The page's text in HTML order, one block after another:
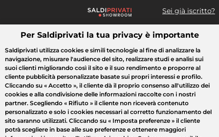
Sei già iscritto?
Cosa cerchi?
Tutte le vendite Moda Casa Bellezza Elettrodomestici
Per Saldiprivati la tua privacy è importante
Saldiprivati utilizza cookies e simili tecnologie al fine di analizzare la
navigazione, misurare l'audience del sito, realizzare studi e analisi sui
suoi clienti migliorando così il sito e il suo rendimento e proporre al
cliente pubblicità personalizzate basate sui propri interessi e profilo.
Cliccando su « Accetto », il cliente dà il proprio consenso all'utilizzo dei
cookies e alla condivisione delle informazioni raccolte con i nostri
partner. Scegliendo « Rifiuto » il cliente non riceverà contenuto
personalizzato e solo i cookies necessari al corretto funzionamento del
sito saranno utilizzati. Cliccando su « Imposta preferenze » il cliente
potrà scegliere in base alle sue preferenze e ottenere maggiori